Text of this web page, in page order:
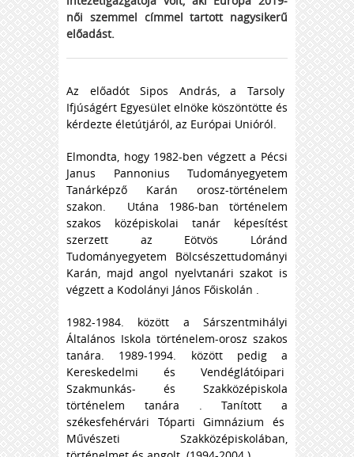
női szemmel címmel tartott nagysikerű
előadást.
Az előadót Sipos András, a Tarsoly
Ifjúságért Egyesület elnöke köszöntötte és
kérdezte életútjáról, az Európai Unióról.
Elmondta, hogy 1982-ben végzett a Pécsi
Janus Pannonius Tudományegyetem
Tanárképző Karán orosz-történelem
szakon. Utána 1986-ban történelem
szakos középiskolai tanár képesítést
szerzett az Eötvös Lóránd
Tudományegyetem Bölcsészettudományi
Karán, majd angol nyelvtanári szakot is
végzett a Kodolányi János Főiskolán .
1982-1984. között a Sárszentmihályi
Általános Iskola történelem-orosz szakos
tanára. 1989-1994. között pedig a
Kereskedelmi és Vendéglátóipari
Szakmunkás- és Szakközépiskola
történelem tanára . Tanított a
székesfehérvári Tóparti Gimnázium és
Művészeti Szakközépiskolában,